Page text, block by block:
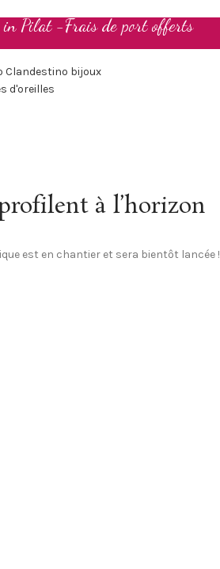
in Pilat -Frais de port offerts
à l’horizon
est en chantier et sera bientôt lancée !